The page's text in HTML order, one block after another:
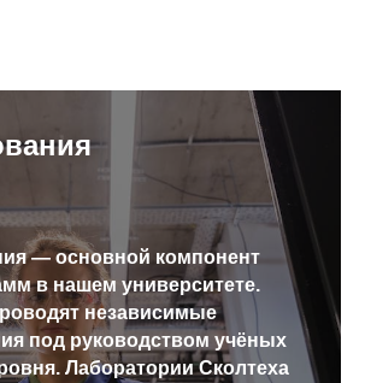
— основной компонент
в нашем университете.
независимые
под руководством учёных
Лаборатории Сколтеха